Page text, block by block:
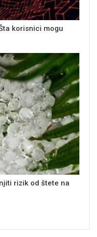
korisnici mogu
rizik od štete na